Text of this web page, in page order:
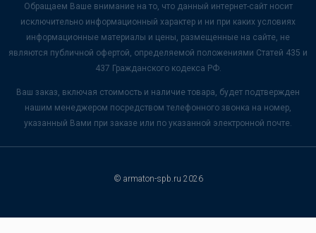
Обращаем Ваше внимание на то, что данный интернет-сайт носит
исключительно информационный характер и ни при каких условиях
информационные материалы и цены, размещенные на сайте, не
являются публичной офертой, определяемой положениями Статей 435 и
437 Гражданского кодекса РФ.
Ваш заказ, включая стоимость и наличие товара, будет подтвержден
нашим менеджером посредством телефонного звонка на номер,
указанный Вами при заказе или по указанной электронной почте.
© armaton-spb.ru 2026